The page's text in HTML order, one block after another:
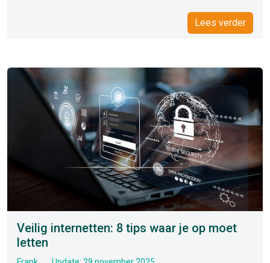
Lees verder
Veilig internetten: 8 tips waar je op moet
letten